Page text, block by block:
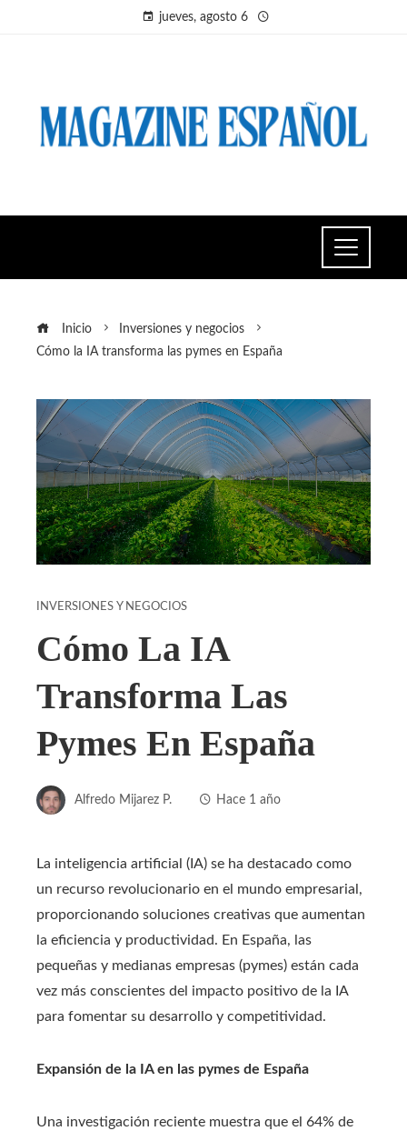
jueves, agosto 6
Inicio
Inversiones y negocios
Cómo la IA transforma las pymes en España
INVERSIONES Y NEGOCIOS
Cómo La IA
Transforma Las
Pymes En España
Alfredo Mijarez P. Hace 1 año
La inteligencia artificial (IA) se ha destacado como
un recurso revolucionario en el mundo empresarial,
proporcionando soluciones creativas que aumentan
la eficiencia y productividad. En España, las
pequeñas y medianas empresas (pymes) están cada
vez más conscientes del impacto positivo de la IA
para fomentar su desarrollo y competitividad.
Expansión de la IA en las pymes de España
Una investigación reciente muestra que el 64% de